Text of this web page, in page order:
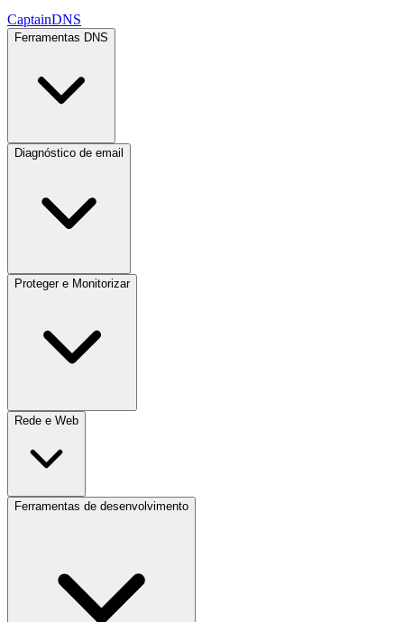
CaptainDNS
Ferramentas DNS
Diagnóstico de email
Proteger e Monitorizar
Rede e Web
Ferramentas de desenvolvimento